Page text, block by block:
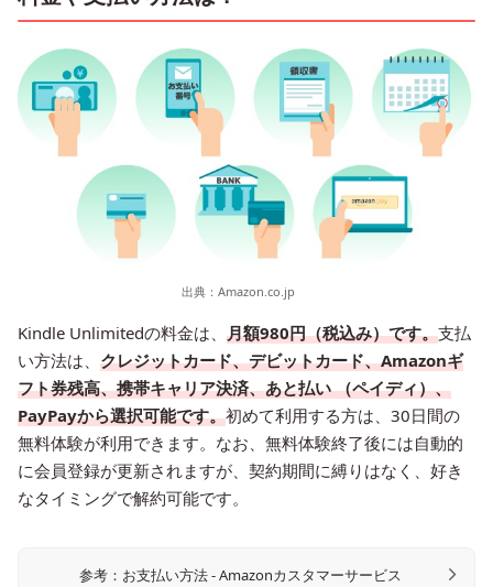
出典： Amazon.co.jp
Kindle Unlimitedの料金は、 月額980円（税込み）です。支払
い方法は、 クレジットカード、デビットカード、Amazonギ
フト券残高、携帯キャリア決済、あと払い （ペイディ）、
PayPayから選択可能です。初めて利用する方は、30日間の
無料体験が利用できます。なお、無料体験終了後には自動的
に会員登録が更新されますが、契約期間に縛りはなく、好き
なタイミングで解約可能です。
参考：お支払い方法 - Amazonカスタマーサービス